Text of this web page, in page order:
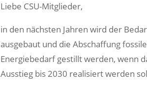
Liebe CSU-Mitglieder,
in den nächsten Jahren wird der
ausgebaut und die Abschaffung
Energiebedarf gestillt werden, wenn
Ausstieg bis 2030 realisiert werden